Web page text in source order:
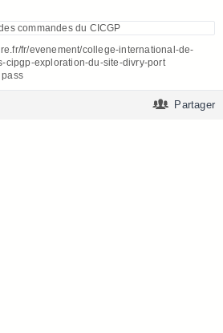
fr/evenement/college-international-de-
cipgp-exploration-du-site-divry-port
pass
Partager